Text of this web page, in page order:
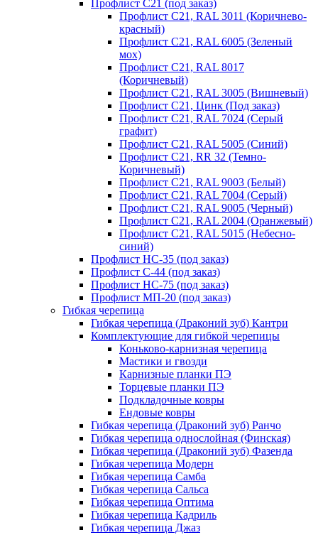
Профлист С21 (под заказ)
Профлист С21, RAL 3011 (Коричнево-
красный)
Профлист С21, RAL 6005 (Зеленый
мох)
Профлист С21, RAL 8017
(Коричневый)
Профлист С21, RAL 3005 (Вишневый)
Профлист С21, Цинк (Под заказ)
Профлист С21, RAL 7024 (Серый
графит)
Профлист С21, RAL 5005 (Синий)
Профлист С21, RR 32 (Темно-
Коричневый)
Профлист С21, RAL 9003 (Белый)
Профлист С21, RAL 7004 (Серый)
Профлист С21, RAL 9005 (Черный)
Профлист С21, RAL 2004 (Оранжевый)
Профлист С21, RAL 5015 (Небесно-
синий)
Профлист НС-35 (под заказ)
Профлист С-44 (под заказ)
Профлист НС-75 (под заказ)
Профлист МП-20 (под заказ)
Гибкая черепица
Гибкая черепица (Драконий зуб) Кантри
Комплектующие для гибкой черепицы
Коньково-карнизная черепица
Мастики и гвозди
Карнизные планки ПЭ
Торцевые планки ПЭ
Подкладочные ковры
Ендовые ковры
Гибкая черепица (Драконий зуб) Ранчо
Гибкая черепица однослойная (Финская)
Гибкая черепица (Драконий зуб) Фазенда
Гибкая черепица Модерн
Гибкая черепица Самба
Гибкая черепица Сальса
Гибкая черепица Оптима
Гибкая черепица Кадриль
Гибкая черепица Джаз